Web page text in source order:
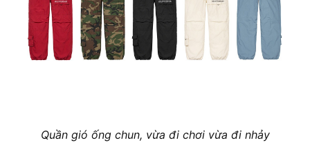
Quần gió ống chun, vừa đi chơi vừa đi nhảy